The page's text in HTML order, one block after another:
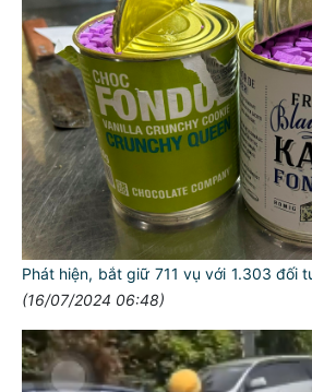
Phát hiện, bắt giữ 711 vụ với 1.303 đối
(16/07/2024 06:48)